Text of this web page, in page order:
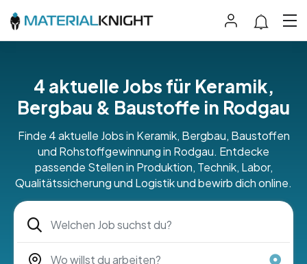
4 aktuelle Jobs für Keramik,
Bergbau & Baustoffe in Rodgau
Finde 4 aktuelle Jobs in Keramik, Bergbau, Baustoffen
und Rohstoffgewinnung in Rodgau. Entdecke
passende Stellen in Produktion, Technik, Labor,
Qualitätssicherung und Logistik und bewirb dich online.